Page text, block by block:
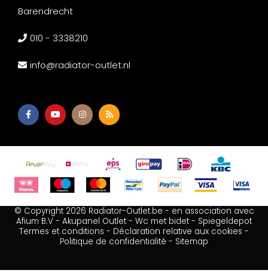
Barendrecht
010 - 3338210
info@radiator-outlet.nl
© Copyright 2026 Radiator-Outlet.be - en association avec
Afium B.V - Akupanel Outlet - Wc met bidet - Spiegeldepot
Termes et conditions - Déclaration relative aux cookies -
Politique de confidentialité - Sitemap